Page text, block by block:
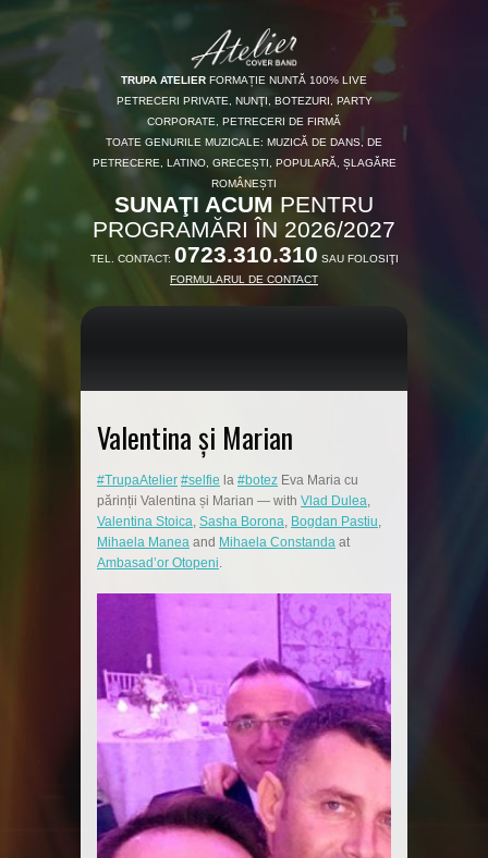
TRUPA ATELIER FORMAȚIE NUNTĂ 100% LIVE
PETRECERI PRIVATE, NUNŢI, BOTEZURI, PARTY
CORPORATE, PETRECERI DE FIRMĂ
TOATE GENURILE MUZICALE: MUZICĂ DE DANS, DE
PETRECERE, LATINO, GRECEȘTI, POPULARĂ, ȘLAGĂRE
ROMÂNEȘTI
SUNAŢI ACUM PENTRU
PROGRAMĂRI ÎN 2026/2027
TEL. CONTACT: 0723.310.310 SAU FOLOSIŢI
FORMULARUL DE CONTACT
Valentina și Marian
#TrupaAtelier #selfie la #botez Eva Maria cu
părinții Valentina și Marian — with Vlad Dulea
Valentina Stoica Sasha Borona Bogdan Pastiu
Mihaela Manea and Mihaela Constanda at
Ambasad’or Otopeni